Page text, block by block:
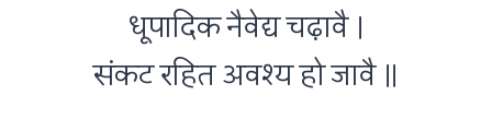
धूपादिक नैवेद्य चढ़ावै ।
संकट रहित अवश्य हो जावै ॥